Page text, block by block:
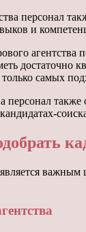
персонал
и
только самых
персонал